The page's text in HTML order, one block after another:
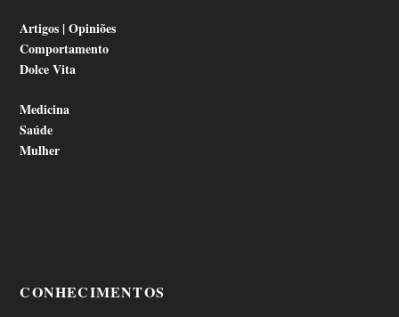
Artigos | Opiniões
Comportamento
Dolce Vita
Medicina
Saúde
Mulher
CONHECIMENTOS